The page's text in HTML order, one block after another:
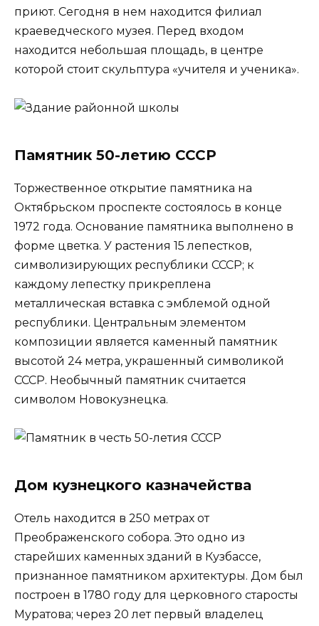
приют. Сегодня в нем находится филиал
краеведческого музея. Перед входом
находится небольшая площадь, в центре
которой стоит скульптура «учителя и ученика».
Памятник 50-летию СССР
Торжественное открытие памятника на
Октябрьском проспекте состоялось в конце
1972 года. Основание памятника выполнено в
форме цветка. У растения 15 лепестков,
символизирующих республики СССР; к
каждому лепестку прикреплена
металлическая вставка с эмблемой одной
республики. Центральным элементом
композиции является каменный памятник
высотой 24 метра, украшенный символикой
СССР. Необычный памятник считается
символом Новокузнецка.
Дом кузнецкого казначейства
Отель находится в 250 метрах от
Преображенского собора. Это одно из
старейших каменных зданий в Кузбассе,
признанное памятником архитектуры. Дом был
построен в 1780 году для церковного старосты
Муратова; через 20 лет первый владелец